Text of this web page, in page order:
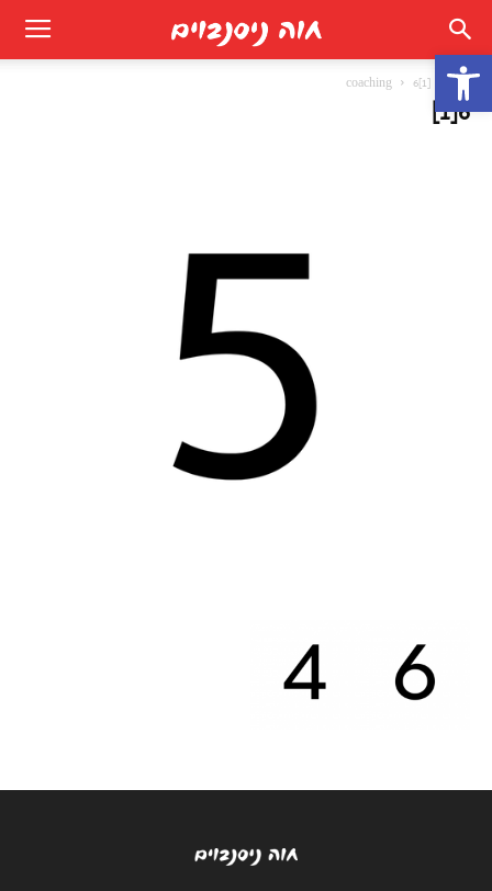
פתח סרגל נגישות
coaching 6[1]
6[1]